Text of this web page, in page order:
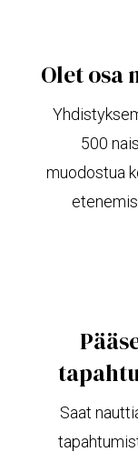
Olet osa
500
muodostua
Saat